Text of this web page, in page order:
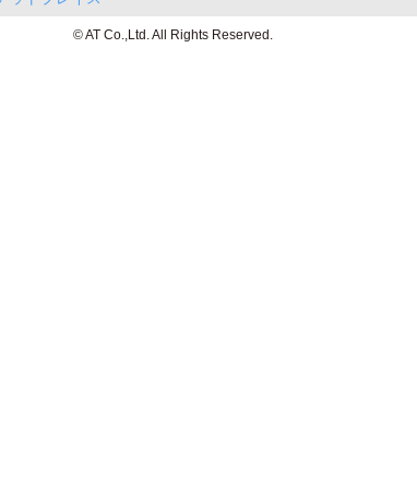
© AT Co.,Ltd. All Rights Reserved.